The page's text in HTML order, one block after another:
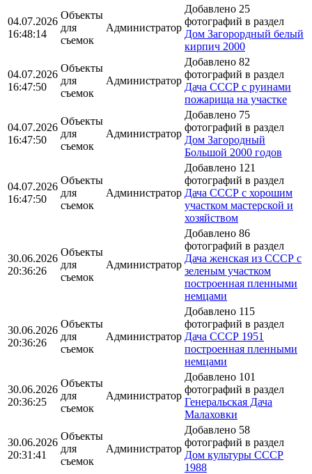
04.07.2026
16:48:14
Объекты
для
съемок
Администратор
Добавлено 25
фотографий в раздел
Дом Загорордный белый
кирпич 2000
04.07.2026
16:47:50
Объекты
для
съемок
Администратор
Добавлено 82
фотографий в раздел
Дача СССР с руинами
пожарища на участке
04.07.2026
16:47:50
Объекты
для
съемок
Администратор
Добавлено 75
фотографий в раздел
Дом Загородный
Большой 2000 годов
04.07.2026
16:47:50
Объекты
для
съемок
Администратор
Добавлено 121
фотографий в раздел
Дача СССР с хорошим
участком мастерской и
хозяйством
30.06.2026
20:36:26
Объекты
для
съемок
Администратор
Добавлено 86
фотографий в раздел
Дача женская из СССР с
зеленым участком
построенная пленными
немцами
30.06.2026
20:36:26
Объекты
для
съемок
Администратор
Добавлено 115
фотографий в раздел
Дача СССР 1951
построенная пленными
немцами
30.06.2026
20:36:25
Объекты
для
съемок
Администратор
Добавлено 101
фотографий в раздел
Генеральская Дача
Малаховки
30.06.2026
20:31:41
Объекты
для
съемок
Администратор
Добавлено 58
фотографий в раздел
Дом культуры СССР
1988